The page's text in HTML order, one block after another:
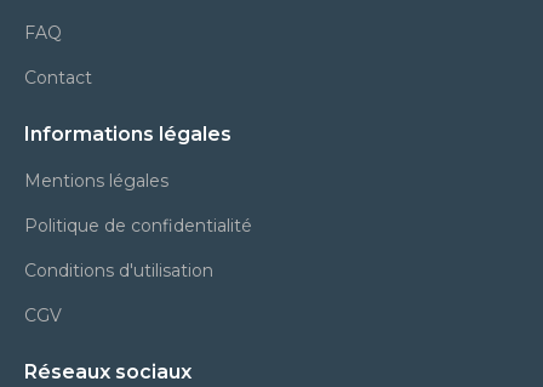
FAQ
Contact
Informations légales
Mentions légales
Politique de confidentialité
Conditions d'utilisation
CGV
Réseaux sociaux